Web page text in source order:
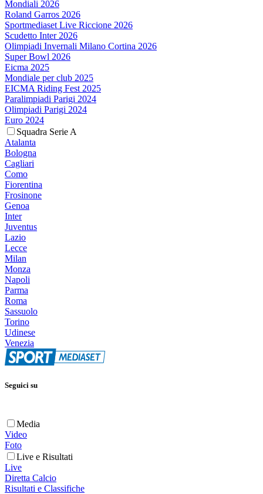
Mondiali 2026
Roland Garros 2026
Sportmediaset Live Riccione 2026
Scudetto Inter 2026
Olimpiadi Invernali Milano Cortina 2026
Super Bowl 2026
Eicma 2025
Mondiale per club 2025
EICMA Riding Fest 2025
Paralimpiadi Parigi 2024
Olimpiadi Parigi 2024
Euro 2024
Squadra Serie A
Atalanta
Bologna
Cagliari
Como
Fiorentina
Frosinone
Genoa
Inter
Juventus
Lazio
Lecce
Milan
Monza
Napoli
Parma
Roma
Sassuolo
Torino
Udinese
Venezia
Seguici su
Media
Video
Foto
Live e Risultati
Live
Diretta Calcio
Risultati e Classifiche